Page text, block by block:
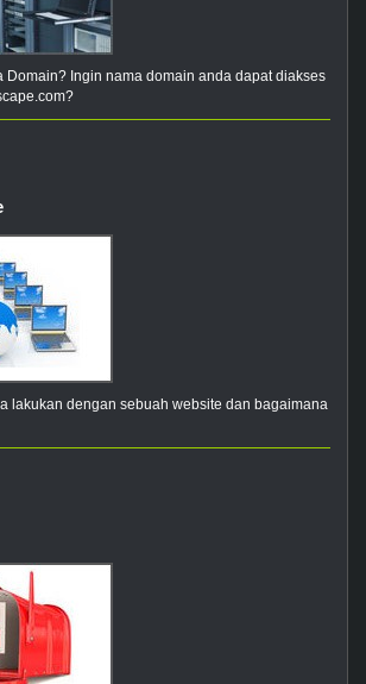
Domain? Ingin nama domain anda dapat diakses
lakukan dengan sebuah website dan bagaimana